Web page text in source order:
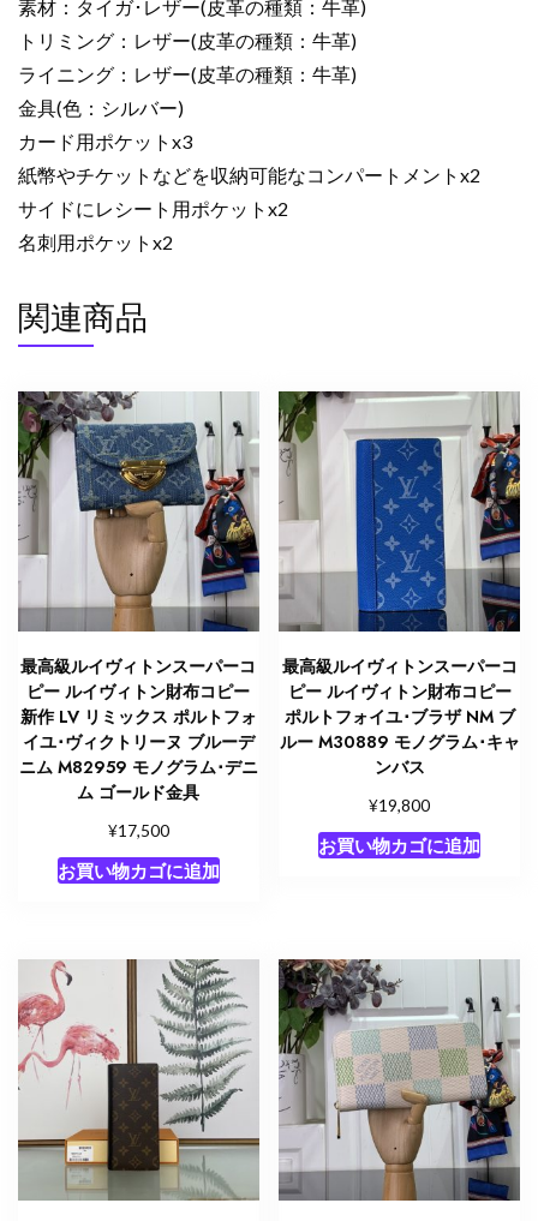
ザ
ー
個
素材：タイガ･レザー(皮革の種類：牛革)
トリミング：レザー(皮革の種類：牛革)
ライニング：レザー(皮革の種類：牛革)
金具(色：シルバー)
カード用ポケットx3
紙幣やチケットなどを収納可能なコンパートメントx2
サイドにレシート用ポケットx2
名刺用ポケットx2
関連商品
最高級ルイヴィトンスーパーコ
ピー ルイヴィトン財布コピー
新作 LV リミックス ポルトフォ
イユ･ヴィクトリーヌ ブルーデ
ニム M82959 モノグラム･デニ
ム ゴールド金具
¥17,500
お買い物カゴに追加
最高級ルイヴィトンスーパーコ
ピー ルイヴィトン財布コピー
ポルトフォイユ･ブラザ NM ブ
ルー M30889 モノグラム･キャ
ンバス
¥19,800
お買い物カゴに追加